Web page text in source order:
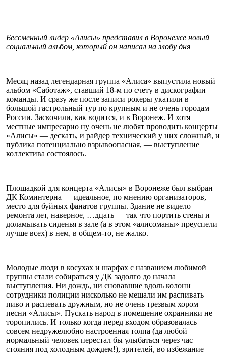
Бессменный лидер «Алисы» представил в Воронеже новый
социальный альбом, который он написал на злобу дня
Месяц назад легендарная группа «Алиса» выпустила новый
альбом «Саботаж», ставший 18‑м по счету в дискографии
команды. И сразу же после записи рокеры укатили в
большой гастрольный тур по крупным и не очень городам
России. Заскочили, как водится, и в Воронеж. И хотя
местные импресарио ну очень не любят проводить концерты
«Алисы» — дескать, и райдер технический у них сложный, и
публика потенциально взрывоопасная, — выступление
коллектива состоялось.
Площадкой для концерта «Алисы» в Воронеже был выбран
ДК Коминтерна — идеальное, по мнению организаторов,
место для буйных фанатов группы. Здание не видело
ремонта лет, наверное, …дцать — так что портить стены и
доламывать сиденья в зале (а в этом «алисоманы» преуспели
лучше всех) в нем, в общем-то, не жалко.
Молодые люди в косухах и шарфах с названием любимой
группы стали собираться у ДК задолго до начала
выступления. Ни дождь, ни сновавшие вдоль колонн
сотрудники полиции нисколько не мешали им распивать
пиво и распевать дружным, но не очень трезвым хором
песни «Алисы». Пускать народ в помещение охранники не
торопились. И только когда перед входом образовалась
совсем недружелюбно настроенная толпа (да любой
нормальный человек перестал бы улыбаться через час
стояния под холодным дождем!), зрителей, во избежание